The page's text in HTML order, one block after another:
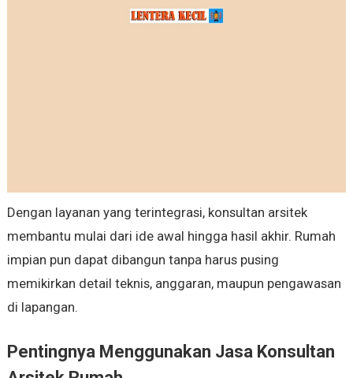
Dengan layanan yang terintegrasi, konsultan arsitek
membantu mulai dari ide awal hingga hasil akhir. Rumah
impian pun dapat dibangun tanpa harus pusing
memikirkan detail teknis, anggaran, maupun pengawasan
di lapangan.
Pentingnya Menggunakan Jasa Konsultan